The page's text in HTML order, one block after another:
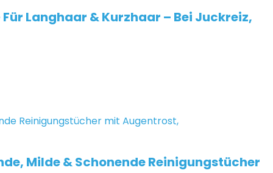
Langhaar & Kurzhaar – Bei Juckreiz,
Milde & Schonende Reinigungstücher